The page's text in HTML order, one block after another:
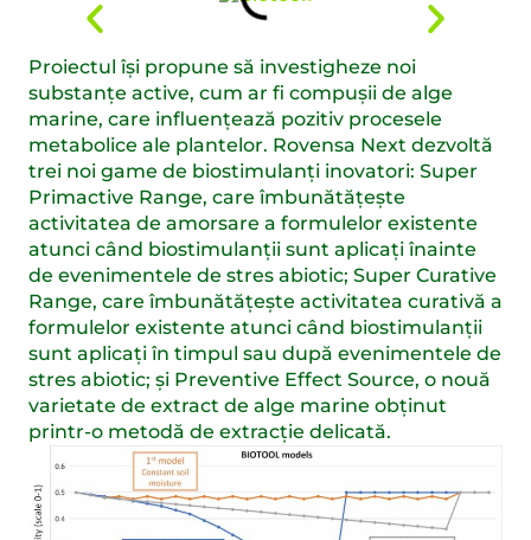
Proiectul își propune să investigheze noi
substanțe active, cum ar fi compușii de alge
marine, care influențează pozitiv procesele
metabolice ale plantelor. Rovensa Next dezvoltă
trei noi game de biostimulanți inovatori: Super
Primactive Range, care îmbunătățește
activitatea de amorsare a formulelor existente
atunci când biostimulanții sunt aplicați înainte
de evenimentele de stres abiotic; Super Curative
Range, care îmbunătățește activitatea curativă a
formulelor existente atunci când biostimulanții
sunt aplicați în timpul sau după evenimentele de
stres abiotic; și Preventive Effect Source, o nouă
varietate de extract de alge marine obținut
printr-o metodă de extracție delicată.